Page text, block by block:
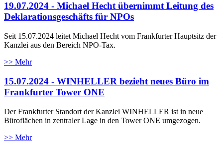
19.07.2024 - Michael Hecht übernimmt Leitung des
Deklarationsgeschäfts für NPOs
Seit 15.07.2024 leitet Michael Hecht vom Frankfurter Hauptsitz der
Kanzlei aus den Bereich NPO-Tax.
>> Mehr
15.07.2024 - WINHELLER bezieht neues Büro im
Frankfurter Tower ONE
Der Frankfurter Standort der Kanzlei WINHELLER ist in neue
Büroflächen in zentraler Lage in den Tower ONE umgezogen.
>> Mehr